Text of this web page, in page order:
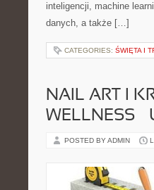
inteligencji, machine
danych, a także […]
CATEGORIES: ŚWIĘTA I
NAIL ART I
WELLNESS –
POSTED BY ADMIN